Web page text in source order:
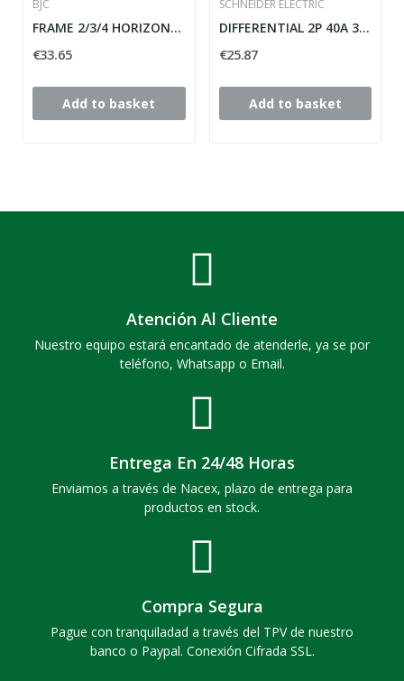
BJC
FRAME 2/3/4 HORIZONTAL ELEMENTS MEGA SERIES...
€33.65
Add to basket
SCHNEIDER ELECTRIC
DIFFERENTIAL 2P 40A 30 mA DOMAE CLASS-AC...
€25.87
Add to basket
Atención Al Cliente
Nuestro equipo estará encantado de atenderle, ya se por
teléfono, Whatsapp o Email.
Entrega En 24/48 Horas
Enviamos a través de Nacex, plazo de entrega para
productos en stock.
Compra Segura
Pague con tranquiladad a través del TPV de nuestro
banco o Paypal. Conexión Cifrada SSL.